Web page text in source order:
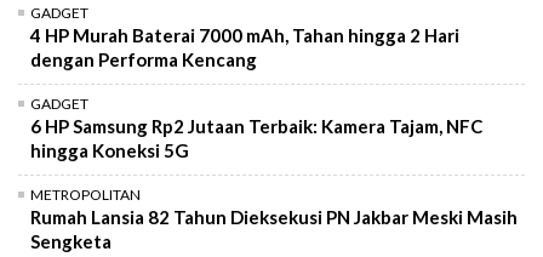
GADGET
4 HP Murah Baterai 7000 mAh, Tahan hingga 2 Hari
dengan Performa Kencang
GADGET
6 HP Samsung Rp2 Jutaan Terbaik: Kamera Tajam, NFC
hingga Koneksi 5G
METROPOLITAN
Rumah Lansia 82 Tahun Dieksekusi PN Jakbar Meski Masih
Sengketa